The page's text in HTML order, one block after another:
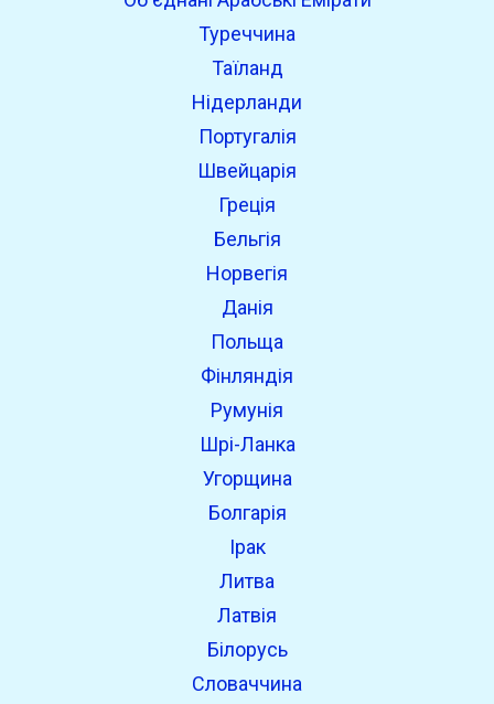
Туреччина
Таїланд
Нідерланди
Португалія
Швейцарія
Греція
Бельгія
Норвегія
Данія
Польща
Фінляндія
Румунія
Шрі-Ланка
Угорщина
Болгарія
Ірак
Литва
Латвія
Білорусь
Словаччина